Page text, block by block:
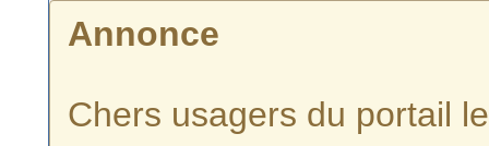
Annonce
Chers usagers du portail